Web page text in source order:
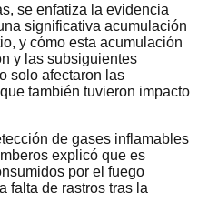
se enfatiza la evidencia
significativa acumulación
y cómo esta acumulación
y las subsiguientes
solo afectaron las
también tuvieron impacto
de gases inflamables
explicó que es
por el fuego
falta de rastros tras la